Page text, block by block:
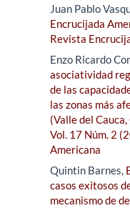
Juan Pablo
Encrucijada
Revista
Enzo Ricardo
asociatividad
de las
las zonas más
(Valle del
Vol. 17 Núm. 2
Americana
Quintin Barnes,
casos exitosos
mecanismo de